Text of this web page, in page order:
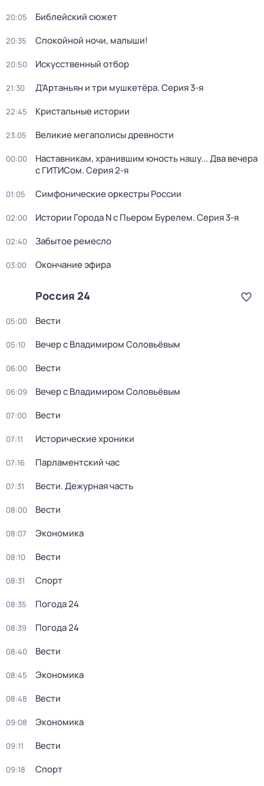
20:05 Библейский сюжет
20:35 Спокойной ночи, малыши!
20:50 Искусственный отбор
21:30 Д'Артаньян и три мушкетёра. Серия 3-я
22:45 Кристальные истории
23:05 Великие мегаполисы древности
00:00
Наставникам, хранившим юность нашу... Два вечера
с ГИТИСом. Серия 2-я
01:05 Симфонические оркестры России
02:00 Истории Города N с Пьером Бурелем. Серия 3-я
02:40 Забытое ремесло
03:00 Окончание эфира
Россия 24
05:00 Вести
05:10 Вечер с Владимиром Соловьёвым
06:00 Вести
06:09 Вечер с Владимиром Соловьёвым
07:00 Вести
07:11 Исторические хроники
07:16 Парламентский час
07:31 Вести. Дежурная часть
08:00 Вести
08:07 Экономика
08:10 Вести
08:31 Спорт
08:35 Погода 24
08:39 Погода 24
08:40 Вести
08:45 Экономика
08:48 Вести
09:08 Экономика
09:11 Вести
09:18 Спорт